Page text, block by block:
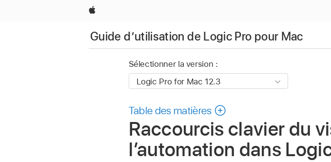
Apple
Guide d’utilisation de Logic Pro pour Mac
Sélectionner la version :
Table des matières
Raccourcis clavier du
l’automation dans